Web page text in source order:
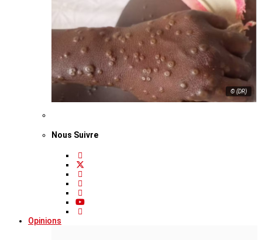
© (DR)
Nous Suivre
Opinions